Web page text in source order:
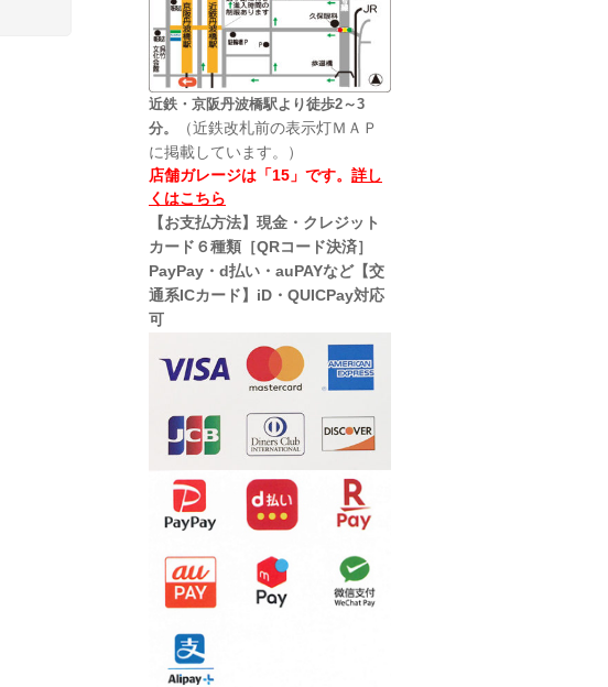
近鉄・京阪丹波橋駅より徒歩2～3
分。
（近鉄改札前の表示灯ＭＡＰ
に掲載しています。）
店舗ガレージは「15」です。 詳し
くはこちら
【お支払方法】現金・クレジット
カード６種類［QRコード決済］
PayPay・d払い・auPAYなど【交
通系ICカード】iD・QUICPay対応
可